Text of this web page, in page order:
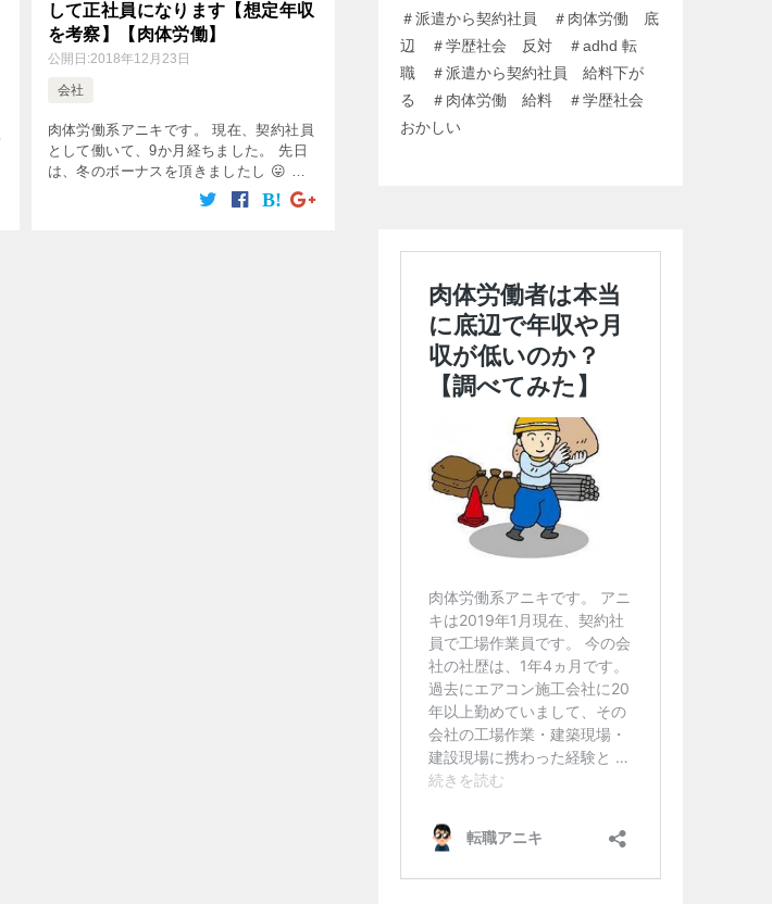
して正社員になります【想定年収
を考察】【肉体労働】
公開日:2018年12月23日
会社
肉体労働系アニキです。 現在、契約社員
として働いて、9か月経ちました。 先日
は、冬のボーナスを頂きましたし 😛 い
や、嬉しいですね。 1年半ほど派遣社員
をしていましたので、その間はボーナス
＃派遣から契約社員 ＃肉体労働 底
辺 ＃学歴社会 反対 ＃adhd 転
職 ＃派遣から契約社員 給料下が
る ＃肉体労働 給料 ＃学歴社会
おかしい